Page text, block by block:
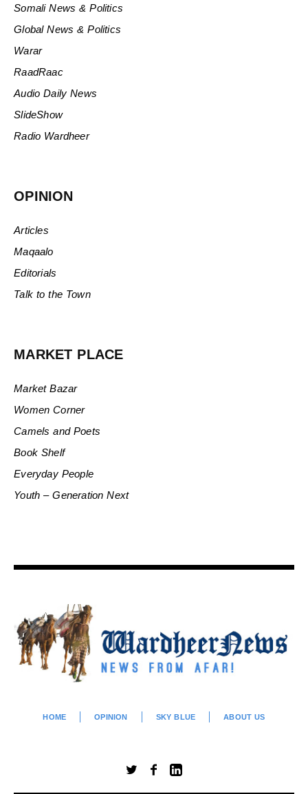
Somali News & Politics
Global News & Politics
Warar
RaadRaac
Audio Daily News
SlideShow
Radio Wardheer
OPINION
Articles
Maqaalo
Editorials
Talk to the Town
MARKET PLACE
Market Bazar
Women Corner
Camels and Poets
Book Shelf
Everyday People
Youth – Generation Next
HOME OPINION SKY BLUE ABOUT US